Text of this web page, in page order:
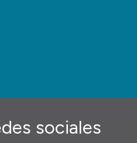
sociales